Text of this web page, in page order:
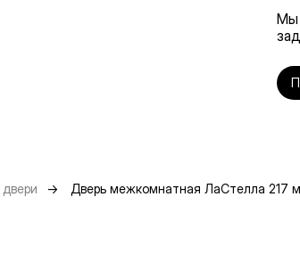
Мы
→ Дверь межкомнатная ЛаСтелла 217